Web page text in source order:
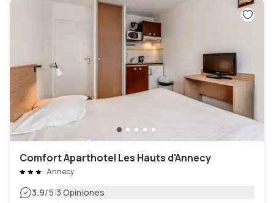
Comfort Aparthotel Les Hauts d'Annecy
Annecy
3.9/5|3 Opiniones